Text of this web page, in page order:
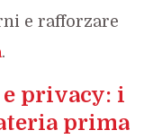
e rafforzare
.
privacy: i
prima